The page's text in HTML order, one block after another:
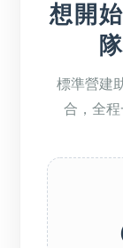
想開
標準營建
合，全程